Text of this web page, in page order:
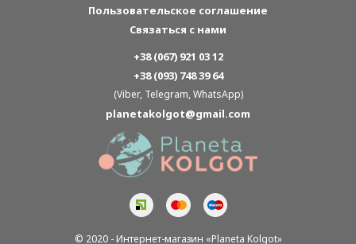
© 2020 - Интернет-магазин «Planeta Kolgot»
Пользовательское соглашение
Связаться с нами
+38 (067) 921 03 12
+38 (093) 748 39 64
(Viber, Telegram, WhatsApp)
planetakolgot@gmail.com